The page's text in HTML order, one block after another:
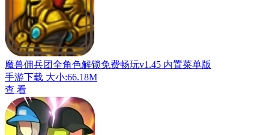
魔兽佣兵团全角色解锁免费畅玩v1.45 内置菜单版
手游下载 大小:66.18M
查 看